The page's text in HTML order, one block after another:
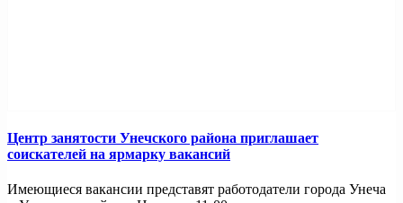
Центр занятости Унечского района приглашает
соискателей на ярмарку вакансий
Имеющиеся вакансии представят работодатели города Унеча